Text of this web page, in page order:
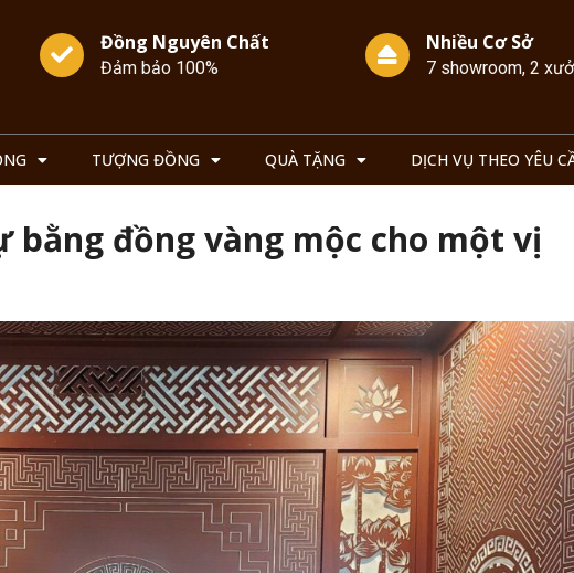
Đồng Nguyên Chất
Đảm bảo 100%
Nhiều Cơ Sở
7 showroom, 2
TƯỢNG ĐỒNG QUÀ TẶNG DỊCH VỤ THEO YÊU
bằng đồng vàng mộc cho một vị